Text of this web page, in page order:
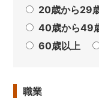
20歳から29
40歳から49
60歳以上
職業